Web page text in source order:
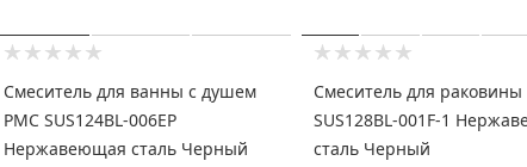
Смеситель для ванны с душем
РМС SUS124BL-006EP
Нержавеющая сталь Черный
Смеситель для
SUS128BL-001F-1
сталь Черный